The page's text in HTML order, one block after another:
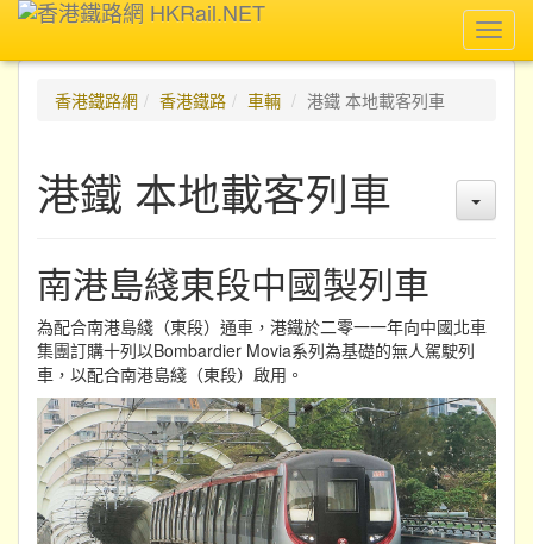
香港鐵路網
香港鐵路 車輛 港鐵 本地載客列車
港鐵 本地載客列車
南港島綫東段中國製列車
為配合南港島綫（東段）通車，港鐵於二零一一年向中國北車
集團訂購十列以Bombardier Movia系列為基礎的無人駕駛列
車，以配合南港島綫（東段）啟用。